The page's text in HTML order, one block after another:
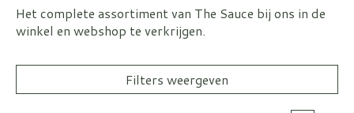
Het complete assortiment van The Sauce bij ons in de
winkel en webshop te verkrijgen.
Filters weergeven